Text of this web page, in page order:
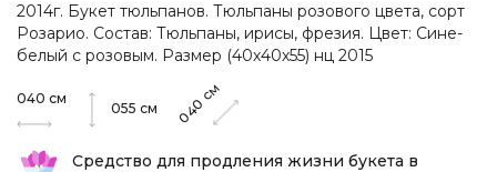
2014г. Букет тюльпанов. Тюльпаны розового цвета, сорт
Розарио. Состав: Тюльпаны, ирисы, фрезия. Цвет: Сине-
белый с розовым. Размер (40х40х55) нц 2015
040 см
055 см 040
см
Средство для продления жизни букета в